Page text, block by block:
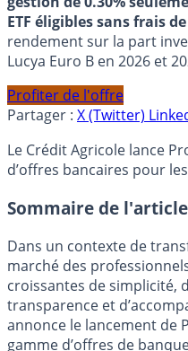
ETF éligibles sans frais
rendement sur la part
Lucya Euro B en 2026 et
Profiter de l'offre
Partager : X (Twitter)
Le Crédit Agricole lance
d’offres bancaires pour
Sommaire de l'article
Dans un contexte de
marché des
croissantes de simplicité,
transparence et
annonce le lancement de
gamme d’offres de